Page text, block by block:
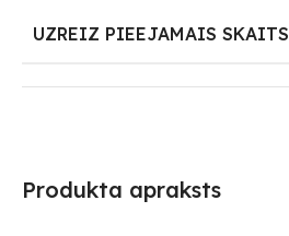
Produkta apraksts
UZREIZ PIEEJAMAIS SKAITS